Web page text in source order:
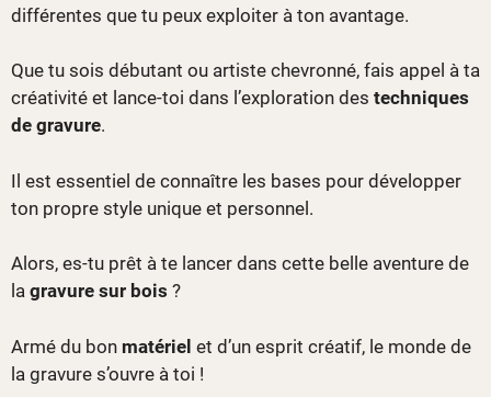
différentes que tu peux exploiter à ton avantage.
Que tu sois débutant ou artiste chevronné, fais appel à ta
créativité et lance-toi dans l’exploration des techniques
de gravure.
Il est essentiel de connaître les bases pour développer
ton propre style unique et personnel.
Alors, es-tu prêt à te lancer dans cette belle aventure de
la gravure sur bois ?
Armé du bon matériel et d’un esprit créatif, le monde de
la gravure s’ouvre à toi !